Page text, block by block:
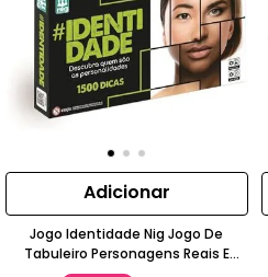
Adicionar
Jogo Identidade Nig Jogo De
Tabuleiro Personagens Reais E
Ficção 8-11 Anos NIG